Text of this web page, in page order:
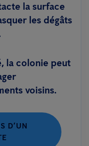
la surface
les dégâts
la colonie peut
voisins.
D’UN